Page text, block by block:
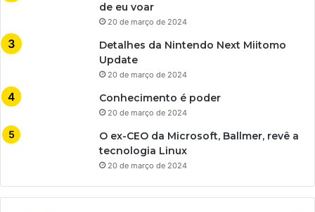
de eu voar
20 de março de 2024
Detalhes da Nintendo Next Miitomo
Update
20 de março de 2024
Conhecimento é poder
20 de março de 2024
O ex-CEO da Microsoft, Ballmer, revê a
tecnologia Linux
20 de março de 2024